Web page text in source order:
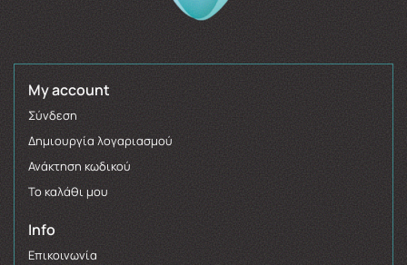
My account
Σύνδεση
Δημιουργία λογαριασμού
Ανάκτηση κωδικού
Το καλάθι μου
Info
Επικοινωνία